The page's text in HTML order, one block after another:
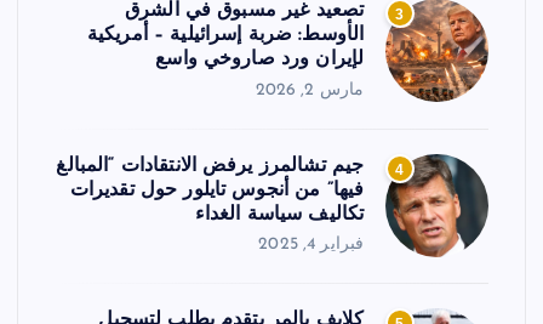
3
تصعيد غير مسبوق في الشرق
الأوسط: ضربة إسرائيلية – أمريكية
لإيران ورد صاروخي واسع
مارس 2, 2026
4
جيم تشالمرز يرفض الانتقادات “المبالغ
فيها” من أنجوس تايلور حول تقديرات
تكاليف سياسة الغداء
فبراير 4, 2025